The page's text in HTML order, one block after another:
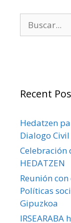
Buscar:
Recent
Hedatzen
Dialogo
Celebración
HEDATZEN
Reunión
Políticas
Gipuzkoa